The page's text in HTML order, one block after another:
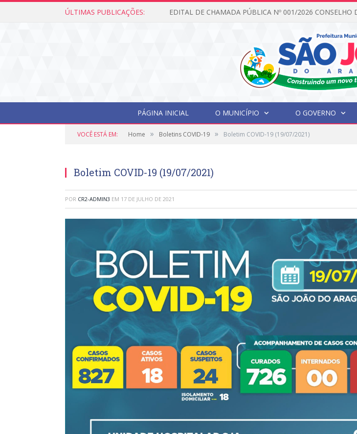
ÚLTIMAS PUBLICAÇÕES:
PÁGINA INICIAL O MUNICÍPIO O GOVERNO
VOCÊ ESTÁ EM: Home » Boletins COVID-19 » Boletim COVID-19 (19/07/2021)
Boletim COVID-19 (19/07/2021)
POR CR2-ADMIN3 EM 17 DE JULHO DE 2021